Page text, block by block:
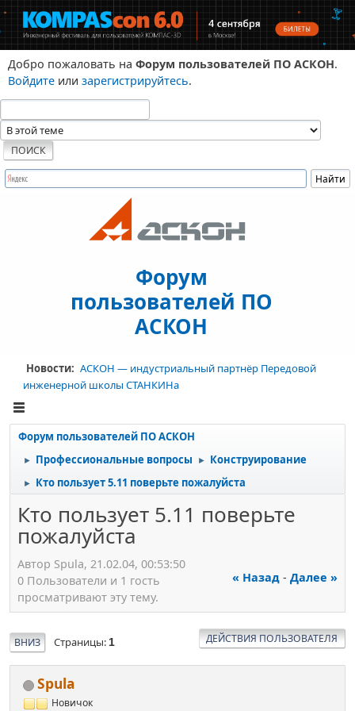
Добро пожаловать на Форум пользователей ПО АСКОН.
Войдите или зарегистрируйтесь.
Форум
пользователей ПО
АСКОН
Новости: АСКОН — индустриальный партнёр Передовой
инженерной школы СТАНКИНа
Форум пользователей ПО АСКОН
► Профессиональные вопросы ► Конструирование
► Кто пользует 5.11 поверьте пожалуйста
Кто пользует 5.11 поверьте
пожалуйста
Автор Spula, 21.02.04, 00:53:50
« Назад - Далее »
0 Пользователи и 1 гость
просматривают эту тему.
ВНИЗ Страницы 1 ДЕЙСТВИЯ ПОЛЬЗОВАТЕЛЯ
Spula
Новичок